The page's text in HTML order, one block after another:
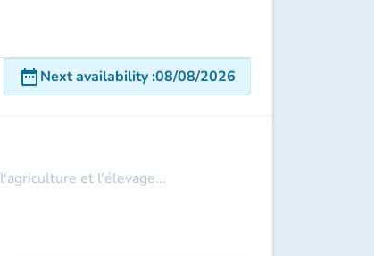
date_rangeNext availability:08/08/2026
et l'élevage...